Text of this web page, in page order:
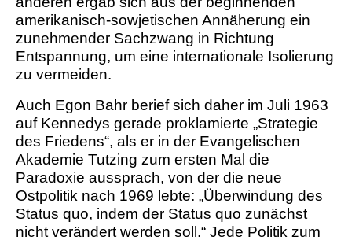
amerikanisch-sowjetischen Annäherung ein
zunehmender Sachzwang in Richtung
Entspannung, um eine internationale Isolierung
zu vermeiden.
Auch Egon Bahr berief sich daher im Juli 1963
auf Kennedys gerade proklamierte „Strategie
des Friedens“, als er in der Evangelischen
Akademie Tutzing zum ersten Mal die
Paradoxie aussprach, von der die neue
Ostpolitik nach 1969 lebte: „Überwindung des
Status quo, indem der Status quo zunächst
nicht verändert werden soll.“ Jede Politik zum